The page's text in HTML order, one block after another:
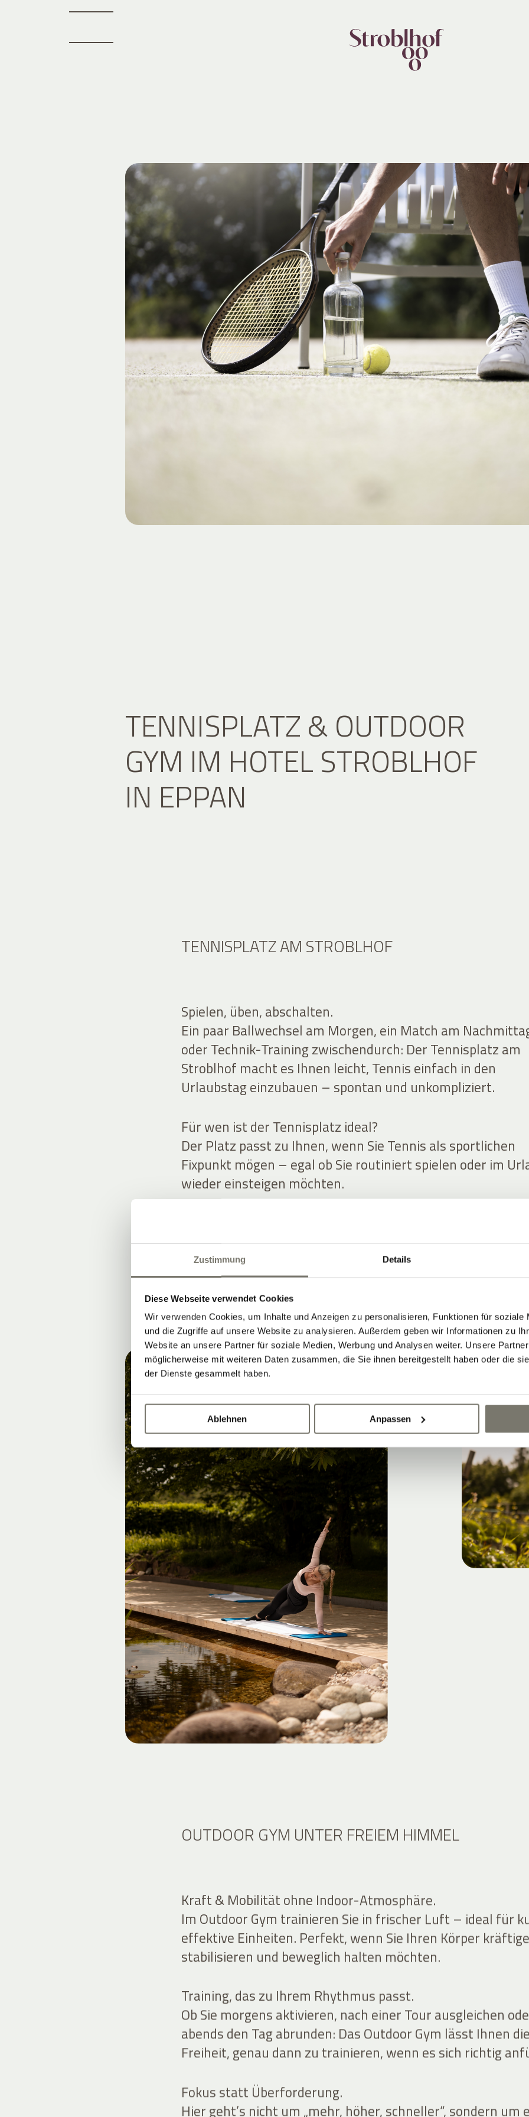
Zustimmung Details
Diese Webseite verwendet Cookies
Wir verwenden Cookies, um Inhalte und Anzeigen zu personalisieren, Funktionen für soziale
und die Zugriffe auf unsere Website zu analysieren. Außerdem geben wir Informationen zu
Website an unsere Partner für soziale Medien, Werbung und Analysen weiter. Unsere
möglicherweise mit weiteren Daten zusammen, die Sie ihnen bereitgestellt haben oder die
der Dienste gesammelt haben.
Ablehnen Anpassen
TENNISPLATZ & OUTDOOR
GYM IM HOTEL STROBLHOF
IN EPPAN
TENNISPLATZ AM STROBLHOF
Spielen, üben, abschalten.
Ein paar Ballwechsel am Morgen, ein Match am
oder Technik-Training zwischendurch: Der Tennisplatz am
Stroblhof macht es Ihnen leicht, Tennis einfach in den
Urlaubstag einzubauen – spontan und unkompliziert.
Für wen ist der Tennisplatz ideal?
Der Platz passt zu Ihnen, wenn Sie Tennis als sportlichen
Fixpunkt mögen – egal ob Sie routiniert spielen oder im
wieder einsteigen möchten.
Starten Sie aktiv, legen Sie eine Pause ein, genießen Sie
– und spielen Sie später nochmal. Tennis funktioniert hier
als Programm, sondern als angenehme Ergänzung zu
Sommer in Südtirol.
OUTDOOR GYM UNTER FREIEM HIMMEL
Kraft & Mobilität ohne Indoor-Atmosphäre.
Im Outdoor Gym trainieren Sie in frischer Luft – ideal für
effektive Einheiten. Perfekt, wenn Sie Ihren Körper
stabilisieren und beweglich halten möchten.
Training, das zu Ihrem Rhythmus passt.
Ob Sie morgens aktivieren, nach einer Tour ausgleichen
abends den Tag abrunden: Das Outdoor Gym lässt Ihnen
Freiheit, genau dann zu trainieren, wenn es sich richtig
Fokus statt Überforderung.
Hier geht’s nicht um „mehr, höher, schneller“, sondern um